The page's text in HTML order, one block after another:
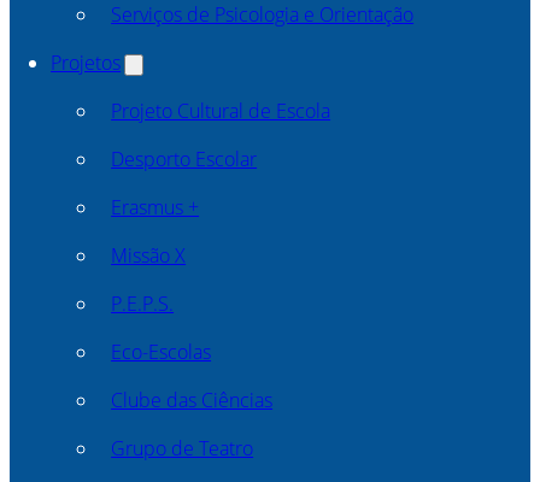
Serviços de Psicologia e Orientação
Projetos
Projeto Cultural de Escola
Desporto Escolar
Erasmus +
Missão X
P.E.P.S.
Eco-Escolas
Clube das Ciências
Grupo de Teatro